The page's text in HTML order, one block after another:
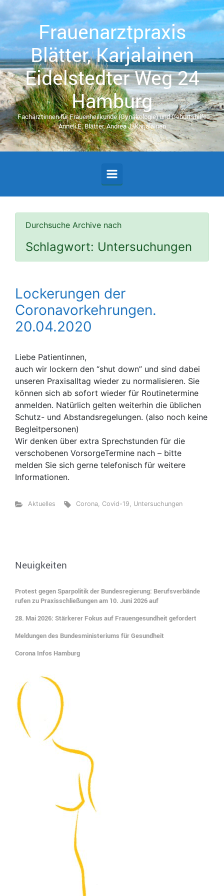
Zum Hauptinhalt springen
Frauenarztpraxis
Blätter, Karjalainen
Eidelstedter Weg 24
Hamburg
Fachärztinnen für Frauenheilkunde (Gynäkologie) und Geburtshilfe
Anneli E. Blätter, Andrea J. Karjalainen
Durchsuche Archive nach
Schlagwort: Untersuchungen
Lockerungen der
Coronavorkehrungen.
20.04.2020
Liebe Patientinnen,
auch wir lockern den “shut down” und sind dabei
unseren Praxisalltag wieder zu normalisieren. Sie
können sich ab sofort wieder für Routinetermine
anmelden. Natürlich gelten weiterhin die üblichen
Schutz- und Abstandsregelungen. (also noch keine
Begleitpersonen)
Wir denken über extra Sprechstunden für die
verschobenen VorsorgeTermine nach – bitte
melden Sie sich gerne telefonisch für weitere
Informationen.
Aktuelles Corona, Covid-19, Untersuchungen
Neuigkeiten
Protest gegen Sparpolitik der Bundesregierung: Berufsverbände
rufen zu Praxisschließungen am 10. Juni 2026 auf
28. Mai 2026: Stärkerer Fokus auf Frauengesundheit gefordert
Meldungen des Bundesministeriums für Gesundheit
Corona Infos Hamburg